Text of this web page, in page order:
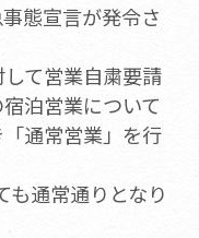
態宣言が発令さ
て営業自粛要請
泊営業について
通常営業」を行
も通常通りとなり